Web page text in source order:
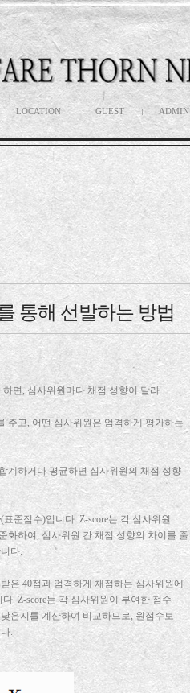
LOCATION GUEST ADMIN
통해 선발하는 방법
면, 심사위원마다 채점 성향이 달라
주고, 어떤 심사위원은 엄격하게 평가하는
계하거나 평균하면 심사위원의 채점 성향
준점수)입니다. Z-score는 각 심사위원
화하여, 심사위원 간 채점 성향의 차이를 줄
다.
은 40점과 엄격하게 채점하는 심사위원에
. Z-score는 각 심사위원이 부여한 점수
은지를 계산하여 비교하므로, 원점수보
.